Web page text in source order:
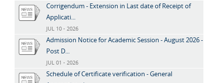
Corrigendum - Extension in Last date of Receipt of
Applicati...
JUL 10 - 2026
Admission Notice for Academic Session - August 2026 -
Post D...
JUL 01 - 2026
Schedule of Certificate verification - General